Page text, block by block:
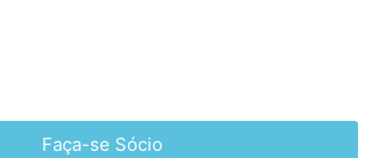
Faça-se Sócio